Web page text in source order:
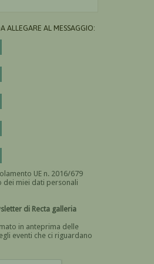
ALLEGARE AL MESSAGGIO:
UE n. 2016/679
dei miei dati personali
Devi dare il consenso
galleria
in anteprima delle
eventi che ci riguardano